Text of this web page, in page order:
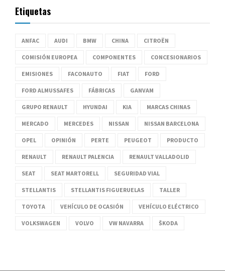
Etiquetas
ANFAC AUDI BMW CHINA CITROËN
COMISIÓN EUROPEA COMPONENTES CONCESIONARIOS
EMISIONES FACONAUTO FIAT FORD
FORD ALMUSSAFES FÁBRICAS GANVAM
GRUPO RENAULT HYUNDAI KIA MARCAS CHINAS
MERCADO MERCEDES NISSAN NISSAN BARCELONA
OPEL OPINIÓN PERTE PEUGEOT PRODUCTO
RENAULT RENAULT PALENCIA RENAULT VALLADOLID
SEAT SEAT MARTORELL SEGURIDAD VIAL
STELLANTIS STELLANTIS FIGUERUELAS TALLER
TOYOTA VEHÍCULO DE OCASIÓN VEHÍCULO ELÉCTRICO
VOLKSWAGEN VOLVO VW NAVARRA ŠKODA